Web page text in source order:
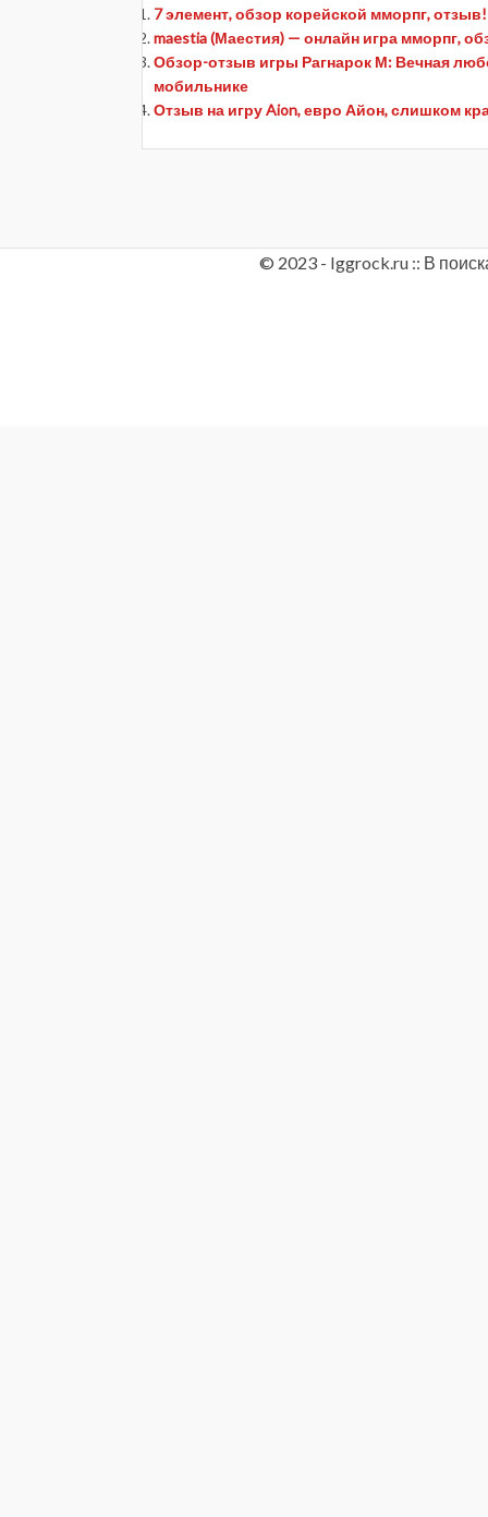
7 элемент, обзор корейской мморпг,
maestia (Маестия) — онлайн игра мморпг,
Обзор-отзыв игры Рагнарок М: Вечная
мобильнике
Отзыв на игру Aion, евро Айон, слишком
© 2023 - Iggrock.ru :: В